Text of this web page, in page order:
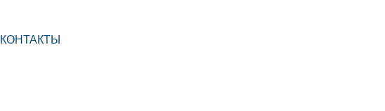
КОНТАКТЫ